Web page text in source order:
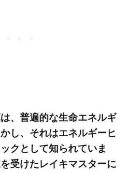
、普遍的な生命エネルギ
し、それはエネルギーヒ
クとして知られていま
受けたレイキマスターに